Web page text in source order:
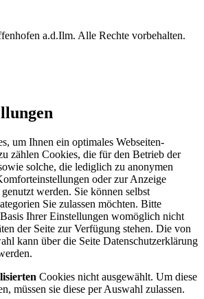
a.d.Ilm. Alle Rechte vorbehalten.
um Ihnen ein optimales Webseiten-
zählen Cookies, die für den Betrieb der
solche, die lediglich zu anonymen
oder zur Anzeige
werden. Sie können selbst
Sie zulassen möchten. Bitte
Ihrer Einstellungen womöglich nicht
der Seite zur Verfügung stehen. Die von
kann über die Seite Datenschutzerklärung
Cookies nicht ausgewählt. Um diese
müssen sie diese per Auswahl zulassen.